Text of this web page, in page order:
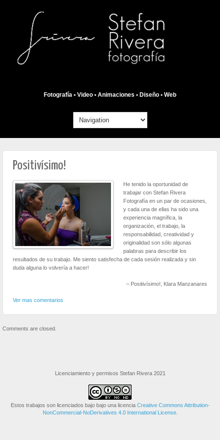
Fotografía • Video • Animaciones • Diseño • Web
Positivísimo!
He tenido la oportunidad de
trabajar con Stefan Rivera
Fotografía en un par de ocasiones,
y cada una de ellas ha sido una
experiencia magnífica, la
organización, el trabajo, la
responsabilidad, creatividad y
originalidad son sólo algunas
palabras para describir los
resultados de su trabajo. Me siento satisfecha de cada sesión realizada y sin
duda alguna lo volvería a hacer!
Positivísimo! Klara Manzanares
Ver mas comentarios
Comments are closed.
Licenciamiento y permisos Stefan Rivera 2021
Estos trabajos son licenciados bajo bajo una licencia Creative Commons Attribution-
NonCommercial-NoDerivatives 4.0 International License.